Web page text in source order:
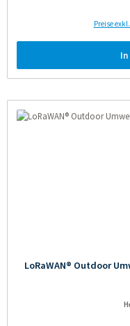
Preise
LoRaWAN® Outdoor